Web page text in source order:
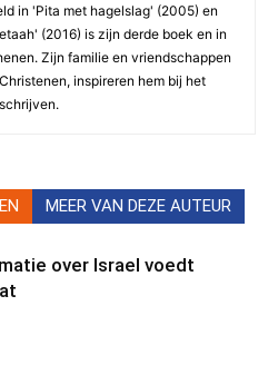
in 'Pita met hagelslag' (2005) en
(2016) is zijn derde boek en in
Zijn familie en vriendschappen
inspireren hem bij het
schrijven.
MEER VAN DEZE AUTEUR
over Israel voedt